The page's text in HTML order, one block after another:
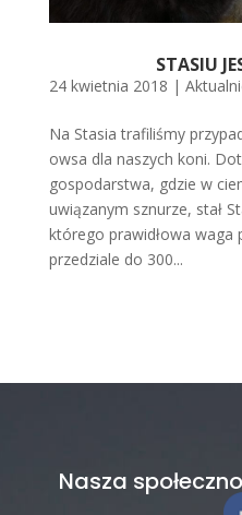
STASIU
24 kwietnia 2018 |
Na Stasia trafiliśmy
owsa dla naszych koni.
gospodarstwa, gdzie w
uwiązanym sznurze, stał
którego prawidłowa waga
przedziale do 300...
Nasza